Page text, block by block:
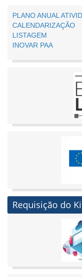
PLANO ANUAL
CALENDARIZAÇÃO
LISTAGEM
INOVAR PAA
Requisição do